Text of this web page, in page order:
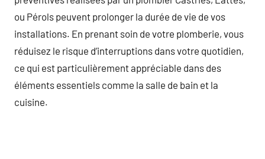
ou Pérols peuvent prolonger la durée de vie de vos
installations. En prenant soin de votre plomberie, vous
réduisez le risque d’interruptions dans votre quotidien,
ce qui est particulièrement appréciable dans des
éléments essentiels comme la salle de bain et la
cuisine.